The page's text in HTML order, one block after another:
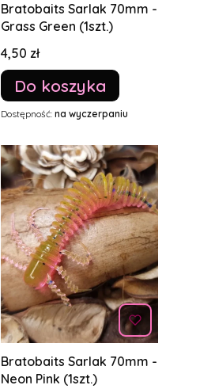
Bratobaits Sarlak 70mm -
Grass Green (1szt.)
Cena
4,50 zł
Do koszyka
Dostępność: na wyczerpaniu
Bratobaits Sarlak 70mm -
Neon Pink (1szt.)